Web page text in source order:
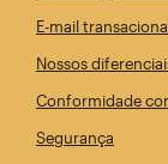
E-mail
Nossos
Conformidade
Segurança